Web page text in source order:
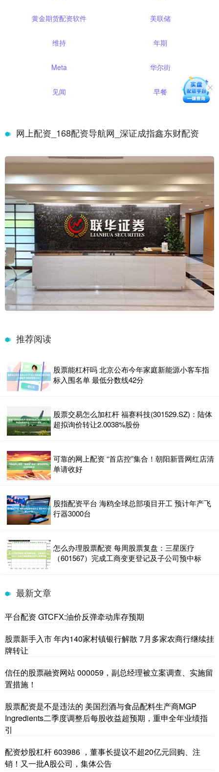
黄金期货配资软件 美联储
维持 年期
Meta 华尔街
见闻 早餐
网上配资_168配资导航网_深证成指鑫东财配资
推荐阅读
股票能杠杆吗 北京公布今年家庭新能源小客车指
标入围名单 最低分数线42分
股票交易怎么加杠杆 福赛科技(301529.SZ)：陆体
超拟询价转让2.0038%股份
可靠的网上配资 “首店控”集合！朝阳新晋网红店清
单请收好
股指配资平台 海鸥全球总部项目开工 预计年产飞
行器3000台
怎么办理股票配资 每周股票复盘：三星医疗
（601567）完成工商变更登记及子公司预中标
最新文章
平台配资 GTCFX:油价反弹牵动库存预期
股票新手入市 年内140家村镇银行解散 7月多家农商行继续挂
牌转让
信任的股票融资网站 000059，副总经理被立案调查、实施留
置措施！
股票配资是不是违法的 美国烈酒与食品配料生产商MGP
Ingredients二季度调整后每股收益超预期，重申全年业绩指
引
配资炒股杠杆 603986 ，董事长提议不超20亿元回购、注
销！又一批A股公司，集体公告